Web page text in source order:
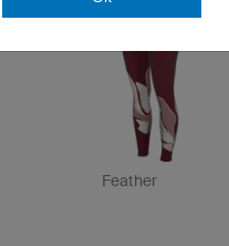
Feather